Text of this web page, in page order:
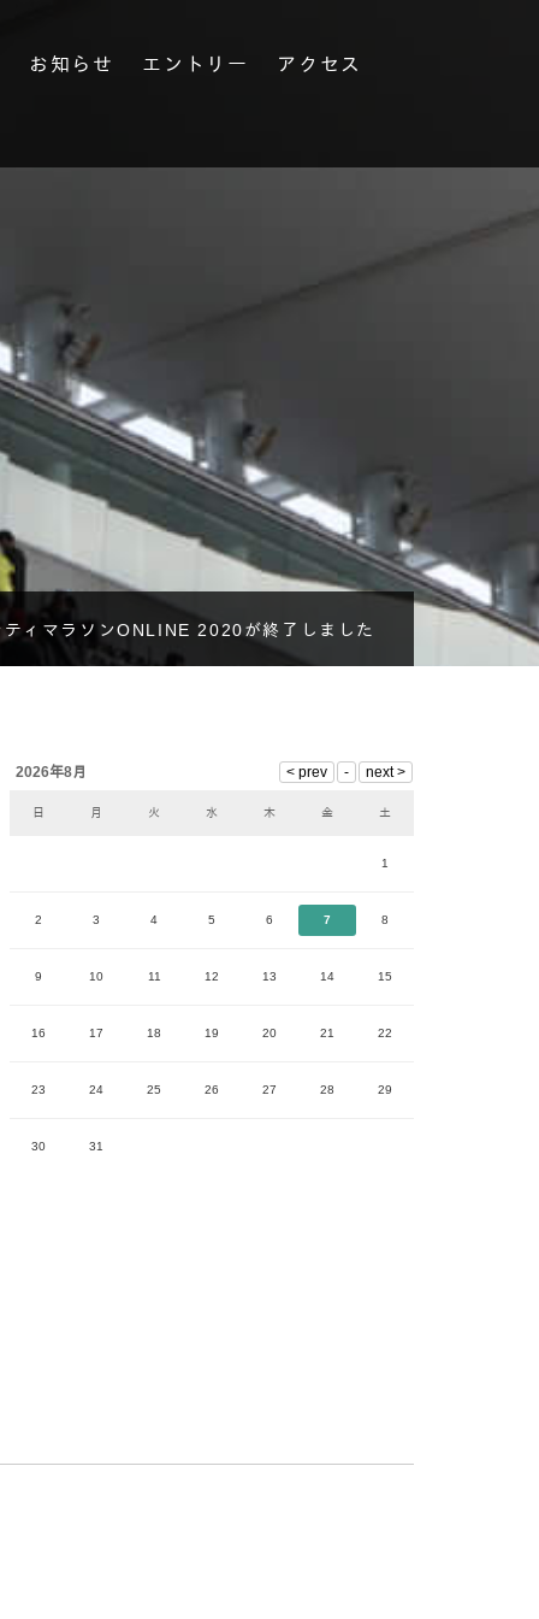
お知らせ エントリー アクセス
ティマラソンONLINE 2020が終了しました
2026年8月
日 月 火 水 木 金 土
1
2 3 4 5 6 7 8
9 10 11 12 13 14 15
16 17 18 19 20 21 22
23 24 25 26 27 28 29
30 31